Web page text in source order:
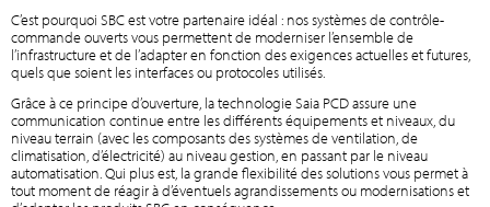
C’est pourquoi SBC est votre partenaire idéal : nos systèmes de contrôle-
commande ouverts vous permettent de moderniser l’ensemble de
l’infrastructure et de l’adapter en fonction des exigences actuelles et futures,
quels que soient les interfaces ou protocoles utilisés.
Grâce à ce principe d’ouverture, la technologie Saia PCD assure une
communication continue entre les différents équipements et niveaux, du
niveau terrain (avec les composants des systèmes de ventilation, de
climatisation, d’électricité) au niveau gestion, en passant par le niveau
automatisation. Qui plus est, la grande flexibilité des solutions vous permet à
tout moment de réagir à d’éventuels agrandissements ou modernisations et